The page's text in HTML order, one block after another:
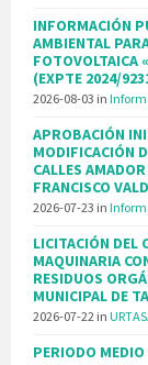
INFORMACIÓN
AMBIENTAL
FOTOVOLTAICA
(EXPTE 2024/
2026-08-03 in
APROBACIÓN
MODIFICACIÓN
CALLES
FRANCISCO
2026-07-23 in
LICITACIÓN DEL
MAQUINARIA
RESIDUOS
MUNICIPAL DE
2026-07-22 in
PERIODO